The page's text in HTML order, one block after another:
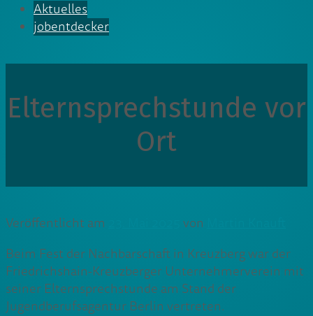
Aktuelles
jobentdecker
Elternsprechstunde vor
Ort
Veröffentlicht am von
Beim Fest der Nachbarschaft in Kreuzberg war der
Friedrichshain-Kreuzberger Unternehmerverein mit
seiner Elternsprechstunde am Stand der
Jugendberufsagentur Berlin vertreten.